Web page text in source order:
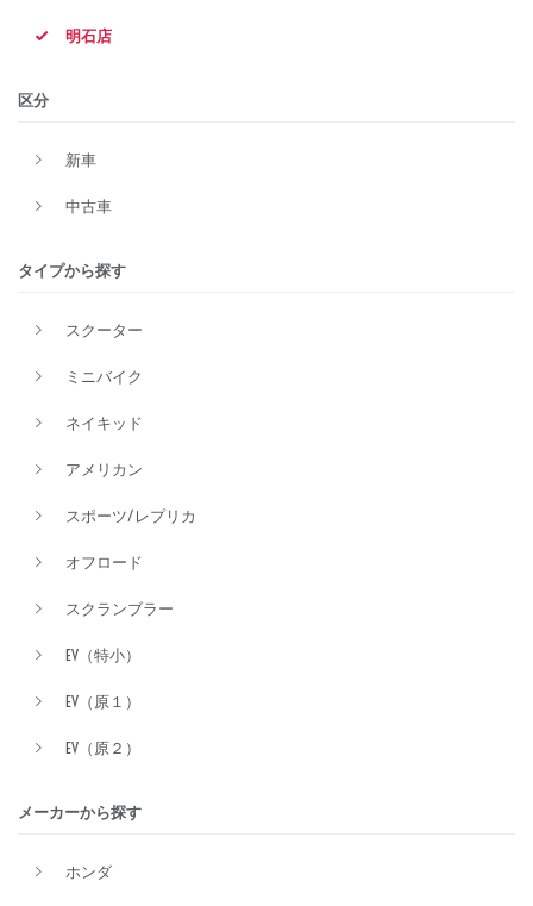
明石店
区分
新車
中古車
タイプから探す
スクーター
ミニバイク
ネイキッド
アメリカン
スポーツ/レプリカ
オフロード
スクランブラー
EV（特小）
EV（原１）
EV（原２）
メーカーから探す
ホンダ
タイプ
価格